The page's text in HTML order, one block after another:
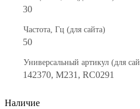
30
Частота, Гц (для сайта)
50
Универсальный артикул (для
142370, M231, RC0291
Наличие